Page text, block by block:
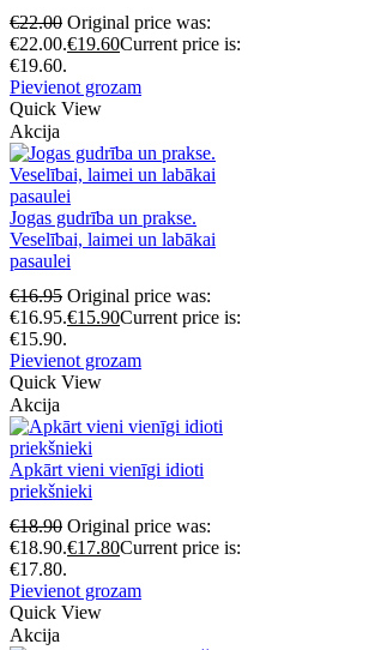
€22.00 Original price was:
€22.00.€19.60Current price is:
€19.60.
Pievienot grozam
Quick View
Akcija
Jogas gudrība un prakse.
Veselībai, laimei un labākai
pasaulei
€16.95 Original price was:
€16.95.€15.90Current price is:
€15.90.
Pievienot grozam
Quick View
Akcija
Apkārt vieni vienīgi idioti
priekšnieki
€18.90 Original price was:
€18.90.€17.80Current price is:
€17.80.
Pievienot grozam
Quick View
Akcija